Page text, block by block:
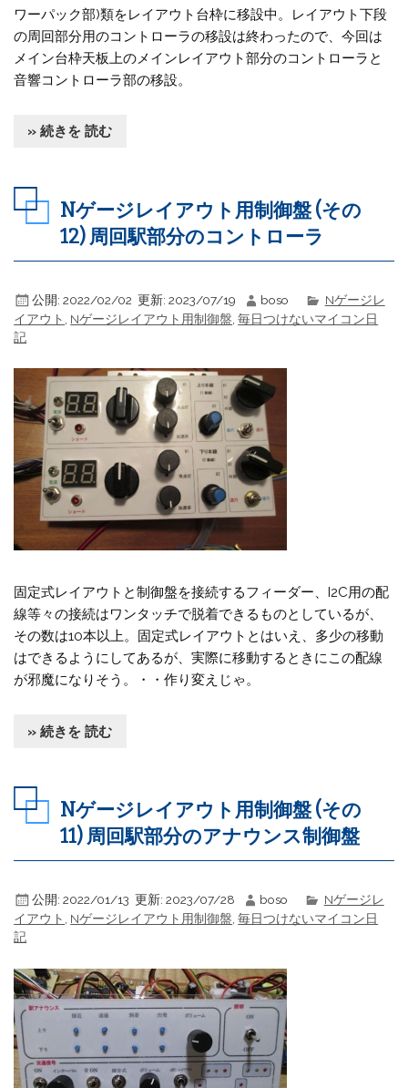
ワーパック部)類をレイアウト台枠に移設中。レイアウト下段
の周回部分用のコントローラの移設は終わったので、今回は
メイン台枠天板上のメインレイアウト部分のコントローラと
音響コントローラ部の移設。
» 続きを 読む
Nゲージレイアウト用制御盤 (その
12) 周回駅部分のコントローラ
公開: 2022/02/02 更新: 2023/07/19 boso
Nゲージレ
イアウト
Nゲージレイアウト用制御盤 ,毎日つけないマイコン日
記
固定式レイアウトと制御盤を接続するフィーダー、I2C用の配
線等々の接続はワンタッチで脱着できるものとしているが、
その数は10本以上。固定式レイアウトとはいえ、多少の移動
はできるようにしてあるが、実際に移動するときにこの配線
が邪魔になりそう。・・作り変えじゃ。
» 続きを 読む
Nゲージレイアウト用制御盤 (その
11) 周回駅部分のアナウンス制御盤
公開: 2022/01/13 更新: 2023/07/28 boso
Nゲージレ
イアウト , Nゲージレイアウト用制御盤,毎日つけないマイコン日
記